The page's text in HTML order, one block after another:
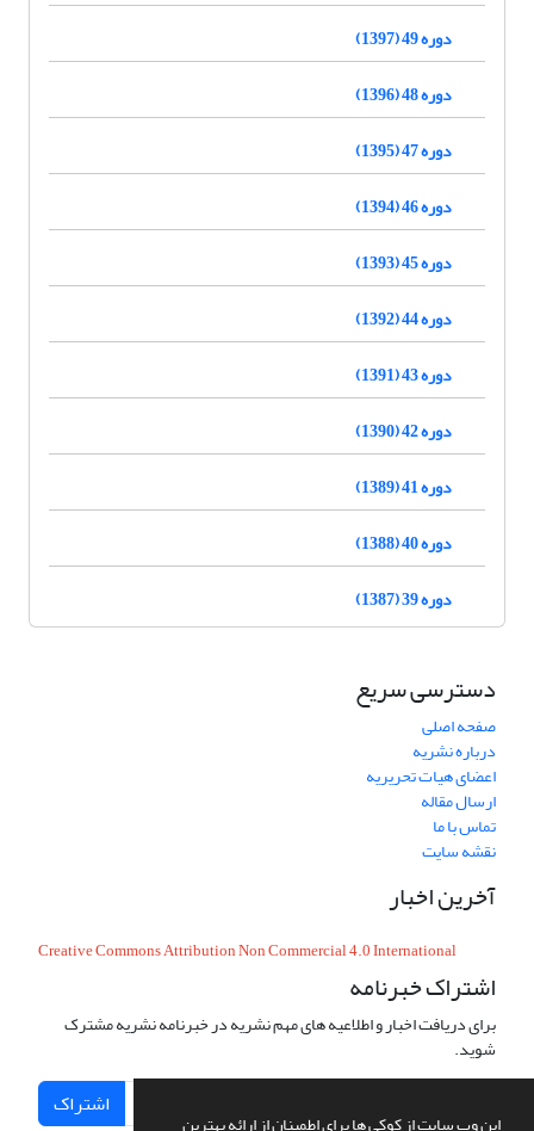
این وب سایت از کوکی ها برای اطمینان از ارائه بهترین
دوره 49 (1397)
دوره 48 (1396)
دوره 47 (1395)
دوره 46 (1394)
دوره 45 (1393)
دوره 44 (1392)
دوره 43 (1391)
دوره 42 (1390)
دوره 41 (1389)
دوره 40 (1388)
دوره 39 (1387)
دسترسی سریع
صفحه اصلی
درباره نشریه
اعضای هیات تحریریه
ارسال مقاله
تماس با ما
نقشه سایت
آخرین اخبار
Creative Commons Attribution Non Commercial 4.0 International
اشتراک خبرنامه
برای دریافت اخبار و اطلاعیه های مهم نشریه در خبرنامه نشریه مشترک
شوید.
اشتراک